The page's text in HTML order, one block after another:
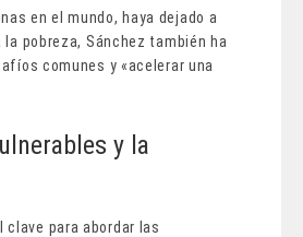
en el mundo, haya dejado a
pobreza, Sánchez también ha
comunes y «acelerar una
y la
clave para abordar las